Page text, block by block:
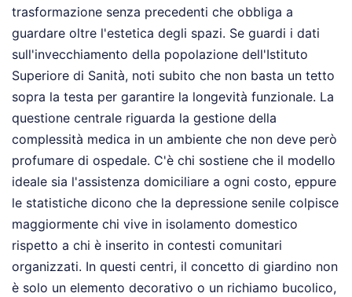
trasformazione senza precedenti che obbliga a
guardare oltre l'estetica degli spazi. Se guardi i dati
sull'invecchiamento della popolazione dell'Istituto
Superiore di Sanità, noti subito che non basta un tetto
sopra la testa per garantire la longevità funzionale. La
questione centrale riguarda la gestione della
complessità medica in un ambiente che non deve però
profumare di ospedale. C'è chi sostiene che il modello
ideale sia l'assistenza domiciliare a ogni costo, eppure
le statistiche dicono che la depressione senile colpisce
maggiormente chi vive in isolamento domestico
rispetto a chi è inserito in contesti comunitari
organizzati. In questi centri, il concetto di giardino non
è solo un elemento decorativo o un richiamo bucolico,